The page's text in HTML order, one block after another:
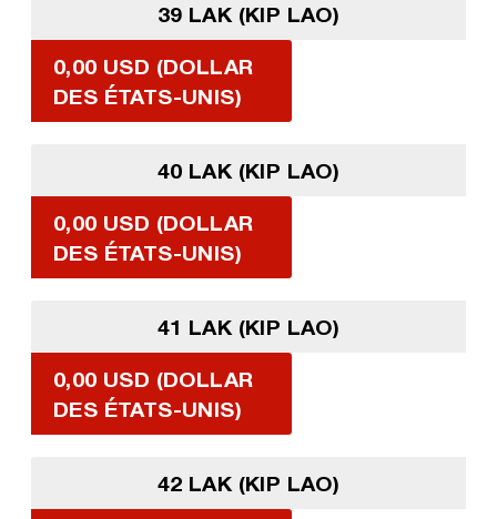
39 LAK (KIP LAO)
0,00 USD (DOLLAR
DES ÉTATS-UNIS)
40 LAK (KIP LAO)
0,00 USD (DOLLAR
DES ÉTATS-UNIS)
41 LAK (KIP LAO)
0,00 USD (DOLLAR
DES ÉTATS-UNIS)
42 LAK (KIP LAO)